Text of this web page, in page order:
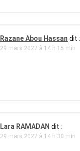
Razane Abou Hassan dit :
29 mars 2022 à 14 h 15 min
Lara RAMADAN dit :
29 mars 2022 à 14 h 30 min